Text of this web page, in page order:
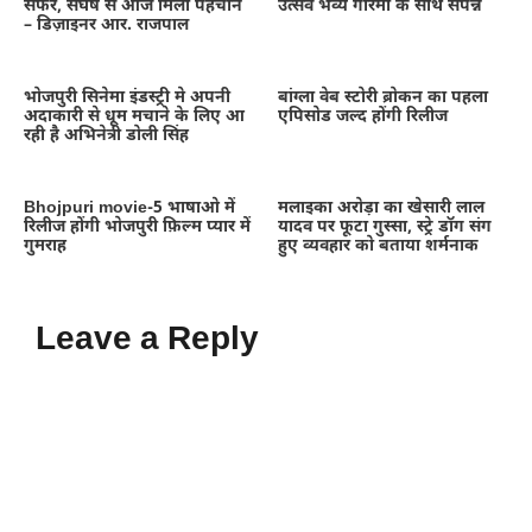
सफर, संघर्ष से आज मिली पहचान
– डिज़ाइनर आर. राजपाल
उत्सव भव्य गरिमा के साथ संपन्न
भोजपुरी सिनेमा इंडस्ट्री मे अपनी
अदाकारी से धूम मचाने के लिए आ
रही है अभिनेत्री डोली सिंह
बांग्ला वेब स्टोरी ब्रोकन का पहला
एपिसोड जल्द होंगी रिलीज
Bhojpuri movie-5 भाषाओ में
रिलीज होंगी भोजपुरी फ़िल्म प्यार में
गुमराह
मलाइका अरोड़ा का खेसारी लाल
यादव पर फूटा गुस्सा, स्ट्रे डॉग संग
हुए व्यवहार को बताया शर्मनाक
Leave a Reply